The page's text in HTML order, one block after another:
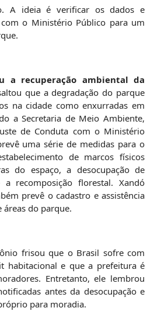
A ideia é verificar os dados e
o Ministério Público para um
a recuperação ambiental da
que a degradação do parque
na cidade como enxurradas em
a Secretaria de Meio Ambiente,
de Conduta com o Ministério
uma série de medidas para o
de marcos físicos
do espaço, a desocupação de
recomposição florestal. Xandó
prevê o cadastro e assistência
áreas do parque.
frisou que o Brasil sofre com
habitacional e que a prefeitura é
Entretanto, ele lembrou
antes da desocupação e
para moradia.